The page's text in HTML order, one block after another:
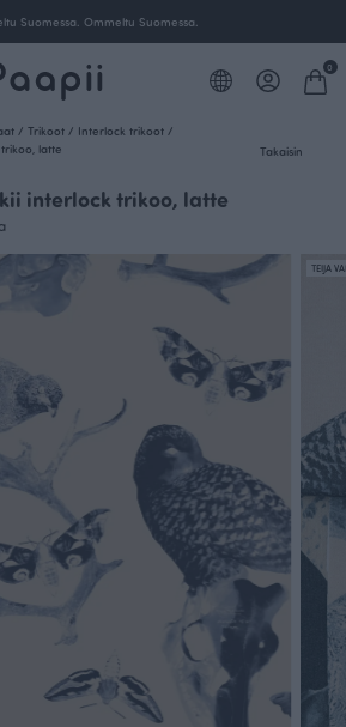
Suomessa. Ommeltu Suomessa.
0
/ Trikoot / Interlock trikoot /
latte
Takaisin
interlock trikoo, latte
TEIJA